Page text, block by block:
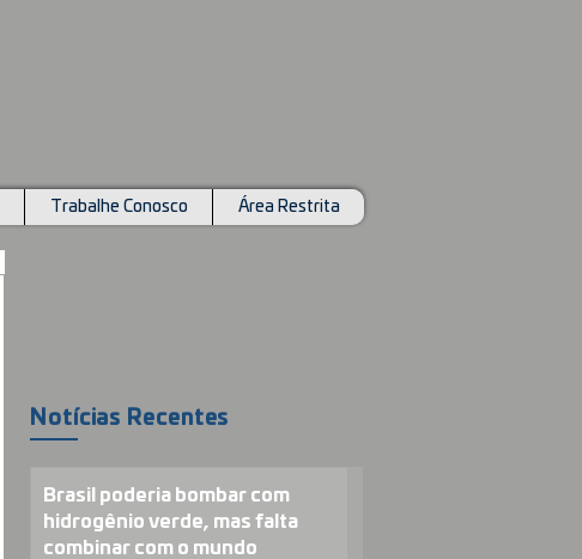
Trabalhe Conosco Área Restrita
Notícias Recentes
Brasil poderia bombar com
hidrogênio verde, mas falta
combinar com o mundo